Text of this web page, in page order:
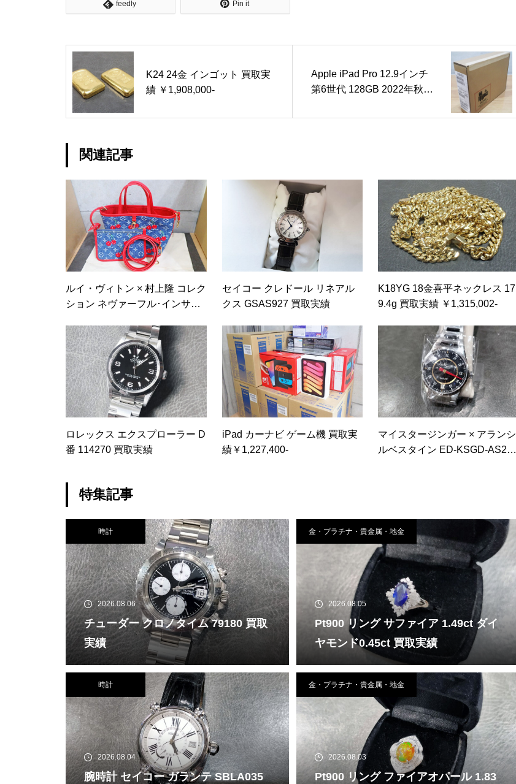
feedly Pin it
K24 24金 インゴット 買取実
績 ￥1,908,000-
Apple iPad Pro 12.9インチ
第6世代 128GB 2022年秋モ
取実績 ￥129,600-
関連記事
ルイ・ヴィトン × 村上隆 コレク
ション ネヴァーフル･インサイ
セイコー クレドール リネアル
クス GSAS927 買取実績
K18YG 18金喜平ネックレス 17
9.4g 買取実績 ￥1,315,002-
ロレックス エクスプローラー D
番 114270 買取実績
iPad カーナビ ゲーム機 買取実
績￥1,227,400-
マイスタージンガー × アランシ
ルベスタイン ED-KSGD-AS202
特集記事
時計
2026.08.06
チューダー クロノタイム 79180 買取
実績
金・プラチナ・貴金属・地金
2026.08.05
Pt900 リング サファイア 1.49ct ダイ
ヤモンド0.45ct 買取実績
時計
2026.08.04
腕時計 セイコー ガランテ SBLA035
金・プラチナ・貴金属・地金
2026.08.03
Pt900 リング ファイアオパール 1.83